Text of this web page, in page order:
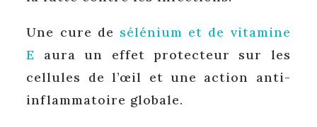
Une cure de sélénium et de vitamine
E
aura un effet protecteur sur les
cellules de l’œil et une action anti-
inflammatoire globale.